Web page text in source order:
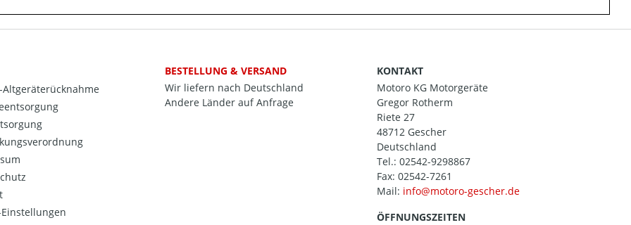
Altgeräterücknahme
Einstellungen
BESTELLUNG & VERSAND
Wir liefern nach Deutschland
Andere Länder auf Anfrage
KONTAKT
Motoro KG Motorgeräte
Gregor Rotherm
Riete 27
48712 Gescher
Deutschland
Tel.: 02542-9298867
Fax: 02542-7261
Mail:
ÖFFNUNGSZEITEN